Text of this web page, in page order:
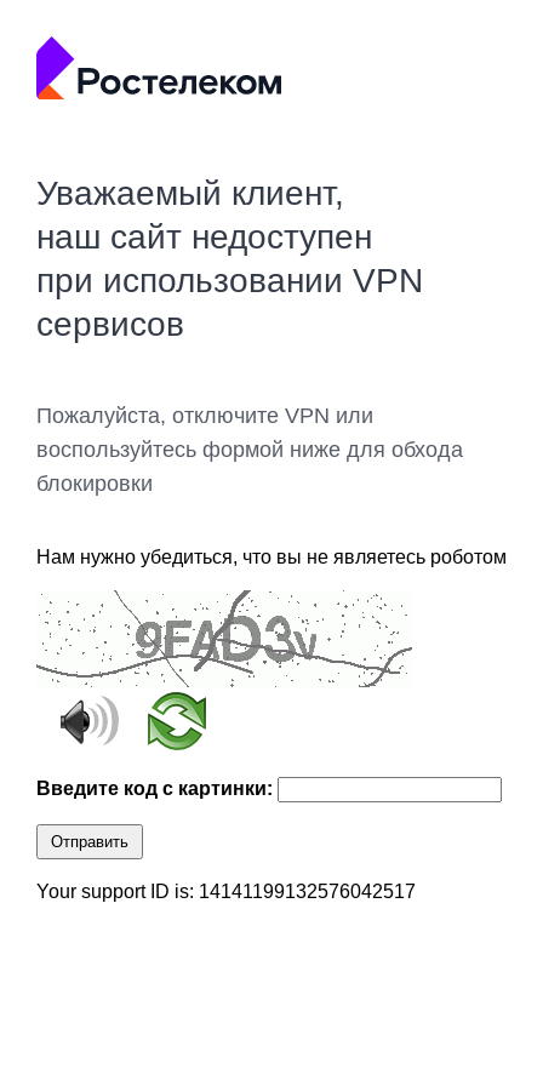
Уважаемый клиент,
наш сайт недоступен
при использовании VPN
сервисов
Пожалуйста, отключите VPN или
воспользуйтесь формой ниже для обхода
блокировки
Нам нужно убедиться, что вы не являетесь роботом
Введите код с картинки:
Отправить
Your support ID is: 14141199132576042517